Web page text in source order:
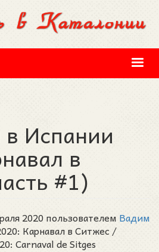
Испании
в
#1)
2020 пользователем Вадим
Карнавал в Ситжес /
Carnaval de Sitges